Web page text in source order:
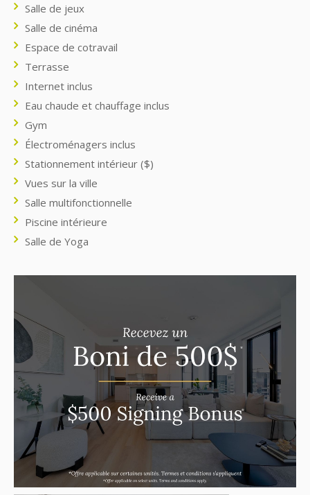
Salle de jeux
Salle de cinéma
Espace de cotravail
Terrasse
Internet inclus
Eau chaude et chauffage inclus
Gym
Électroménagers inclus
Stationnement intérieur ($)
Vues sur la ville
Salle multifonctionnelle
Piscine intérieure
Salle de Yoga